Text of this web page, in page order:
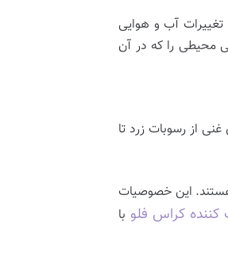
آب و هوایی
محیطی را که در آن
از رسوبات زرد تا
از نظر حرارتی نیز تا حدود ۲۵۰ درجه سانتیگراد پایدار هستند. این خصوصیات
کراس فلو با